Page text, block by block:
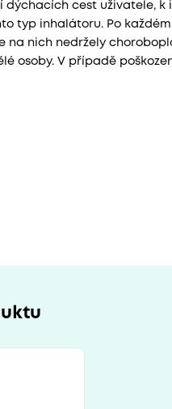
dýchacích cest uživatele, k
typ inhalátoru. Po
na nich nedržely
osoby. V případě